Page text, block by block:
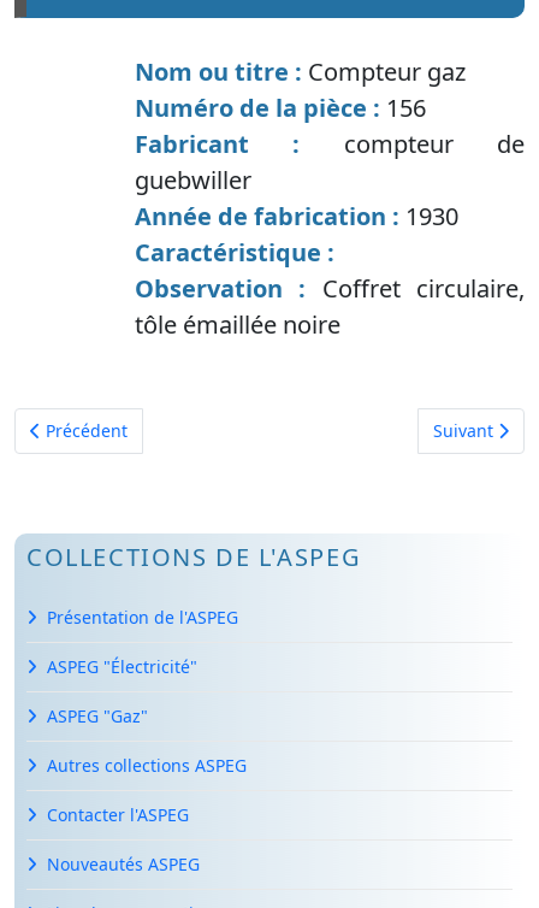
Nom ou titre : Compteur gaz
Numéro de la pièce : 156
Fabricant : compteur de
guebwiller
Année de fabrication : 1930
Caractéristique :
Observation : Coffret circulaire,
tôle émaillée noire
Article précédent : Compteur à gaz 5 becs
Précédent Article
Suivant
COLLECTIONS DE L'ASPEG
Présentation de l'ASPEG
ASPEG "Électricité"
ASPEG "Gaz"
Autres collections ASPEG
Contacter l'ASPEG
Nouveautés ASPEG